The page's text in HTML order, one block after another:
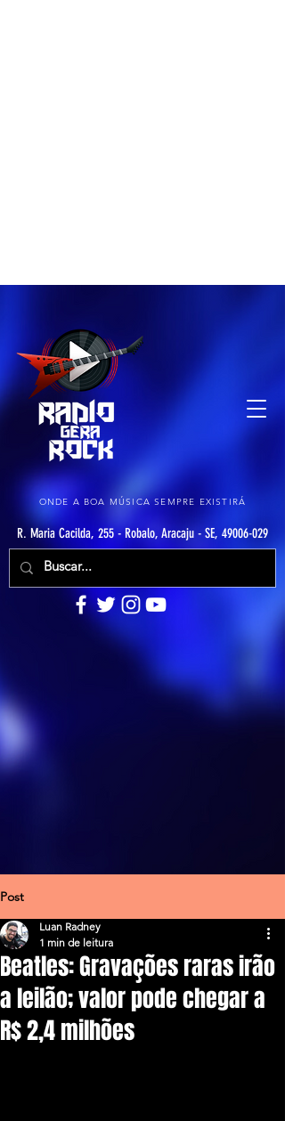
ONDE A BOA MÚSICA SEMPRE EXISTIRÁ
R. Maria Cacilda, 255 - Robalo, Aracaju - SE, 49006-029
Post
Beatles: Gravações raras irão
a leilão; valor pode chegar a
R$ 2,4 milhões
Luan Radney
1 min de leitura